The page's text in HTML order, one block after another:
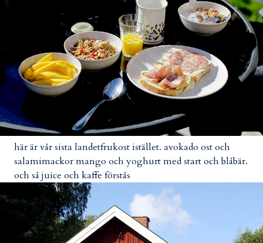
här är vår sista landetfrukost istället. avokado ost och
salamimackor mango och yoghurt med start och blåbär.
och så juice och kaffe förstås